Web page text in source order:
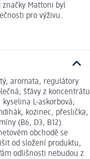
Mattoni byl
pro výživu.
aromata, regulátory
šťávy z koncentrátu
L-askorbová;
kozinec, přeslička,
(B6, D3, B12).
obchodě se
od složení produktu,
odlišnosti nebudou z